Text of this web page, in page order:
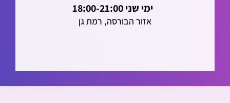
ימי שני 18:00-21:00
אזור הבורסה, רמת גן